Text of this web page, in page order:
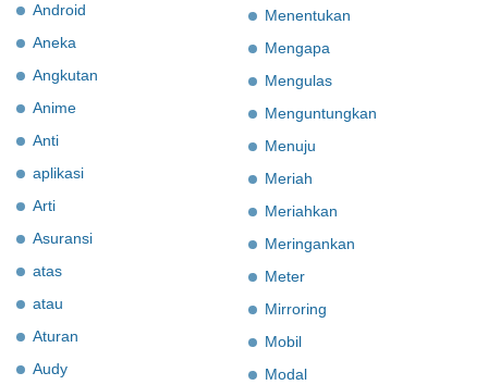
Android
Aneka
Angkutan
Anime
Anti
aplikasi
Arti
Asuransi
atas
atau
Aturan
Audy
Menentukan
Mengapa
Mengulas
Menguntungkan
Menuju
Meriah
Meriahkan
Meringankan
Meter
Mirroring
Mobil
Modal